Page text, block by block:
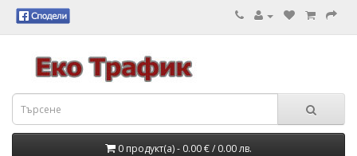
0 продукт(а) - 0.00 €/ 0.00 лв.